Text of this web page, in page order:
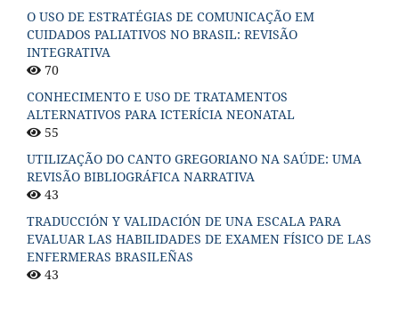
O USO DE ESTRATÉGIAS DE COMUNICAÇÃO EM
CUIDADOS PALIATIVOS NO BRASIL: REVISÃO
INTEGRATIVA
70
CONHECIMENTO E USO DE TRATAMENTOS
ALTERNATIVOS PARA ICTERÍCIA NEONATAL
55
UTILIZAÇÃO DO CANTO GREGORIANO NA SAÚDE: UMA
REVISÃO BIBLIOGRÁFICA NARRATIVA
43
TRADUCCIÓN Y VALIDACIÓN DE UNA ESCALA PARA
EVALUAR LAS HABILIDADES DE EXAMEN FÍSICO DE LAS
ENFERMERAS BRASILEÑAS
43